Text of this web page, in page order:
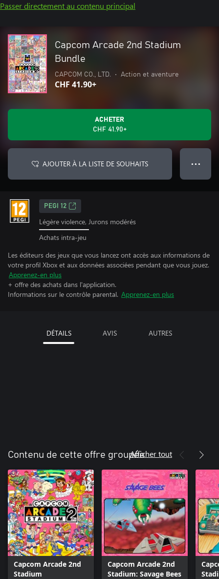
Passer directement au contenu principal
Capcom Arcade 2nd Stadium
Bundle
CAPCOM CO., LTD. • Action et aventure
CHF 41.90+
ACHETER
CHF 41.90+
AJOUTER À LA LISTE DE SOUHAITS ● ● ●
PEGI 12
Légère violence, Jurons modérés
Achats intra-jeu
Les éditeurs des jeux que vous lancez ont accès aux informations de
votre profil Xbox et aux données associées pendant que vous jouez.
Apprenez-en plus
+ offre des achats dans l'application.
Informations sur le contrôle parental. Apprenez-en plus
DÉTAILS AVIS AUTRES
Contenu de cette offre groupéeAfficher tout
Capcom Arcade 2nd
Stadium
Capcom Arcade 2nd
Stadium: Savage Bees